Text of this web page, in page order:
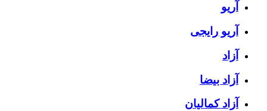
آریو
آریو رایجی
آزاد
آزاد بیضا
آزاد کمالیان